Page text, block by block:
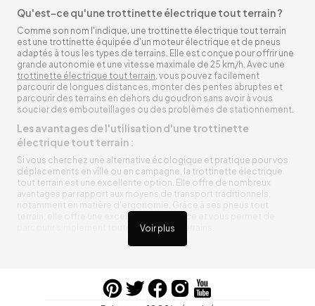
Voir plus
Qu'est-ce qu'une trottinette électrique tout terrain ?
Comme son nom l'indique, une trottinette électrique tout terrain
est une trottinette équipée d'un moteur électrique et de pneus
adaptés à tous les types de terrains. Elle est conçue pour offrir une
grande autonomie et une vitesse maximale de 25 km/h. Avec une
trottinette électrique tout terrain, vous pouvez facilement
parcourir de longues distances, monter des pentes abruptes et
parcourir des terrains en dehors du goudron sans avoir à vous
soucier des embouteillages ou des problèmes de stationnement.
Les avantages de l'utilisation d'une trottinette
électrique tout terrain :
Si vous cherchez une alternative écologique et pratique pour vos
déplacements en ville ou en campagne, la trottinette électrique
tout terrain est une excellente option. Elle offre de nombreux
avantages par rapport aux moyens de transport traditionnels,
notamment en matière d'ergonomie. Grâce à ses pneus tout
terrain, elle offre une excellente adhérence et vous permet de
parcourir simplement toutes sortes de terrains.
Trottinette électrique tout terrain ergonomique
entre vos trajets, vous n’aurez pas à vous soucier de l’état de sa
batterie. De plus, elle est équipée de pneus résistants qui peuvent